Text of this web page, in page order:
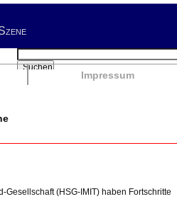
Impressum
Suchbegriffe
Suchen
(HSG-IMIT) haben Fortschritte